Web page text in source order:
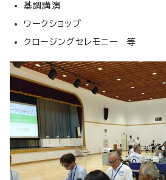
基調講演
ワークショップ
クロージングセレモニー 等